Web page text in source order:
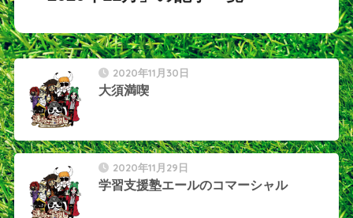
2020年11月30日
大須満喫
2020年11月29日
学習支援塾エールのコマーシャル